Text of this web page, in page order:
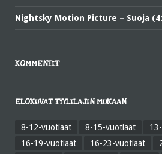
Nightsky Motion Picture – Suoja
KOMMENTIT
ELOKUVAT TYYLILAJIN MUKAAN
8-12-vuotiaat 8-15-vuotiaat
16-19-vuotiaat
16-23-vuotiaat